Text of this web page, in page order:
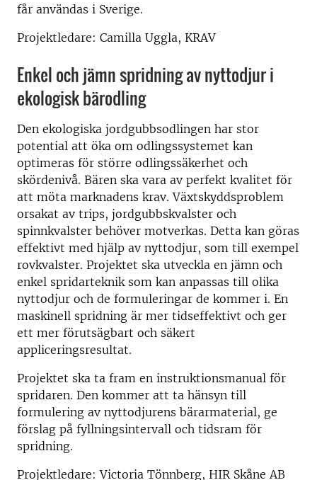
får användas i Sverige.
Projektledare: Camilla Uggla, KRAV
Enkel och jämn spridning av nyttodjur i
ekologisk bärodling
Den ekologiska jordgubbsodlingen har stor
potential att öka om odlingssystemet kan
optimeras för större odlingssäkerhet och
skördenivå. Bären ska vara av perfekt kvalitet för
att möta marknadens krav. Växtskyddsproblem
orsakat av trips, jordgubbskvalster och
spinnkvalster behöver motverkas. Detta kan göras
effektivt med hjälp av nyttodjur, som till exempel
rovkvalster. Projektet ska utveckla en jämn och
enkel spridarteknik som kan anpassas till olika
nyttodjur och de formuleringar de kommer i. En
maskinell spridning är mer tidseffektivt och ger
ett mer förutsägbart och säkert
appliceringsresultat.
Projektet ska ta fram en instruktionsmanual för
spridaren. Den kommer att ta hänsyn till
formulering av nyttodjurens bärarmaterial, ge
förslag på fyllningsintervall och tidsram för
spridning.
Projektledare: Victoria Tönnberg, HIR Skåne AB